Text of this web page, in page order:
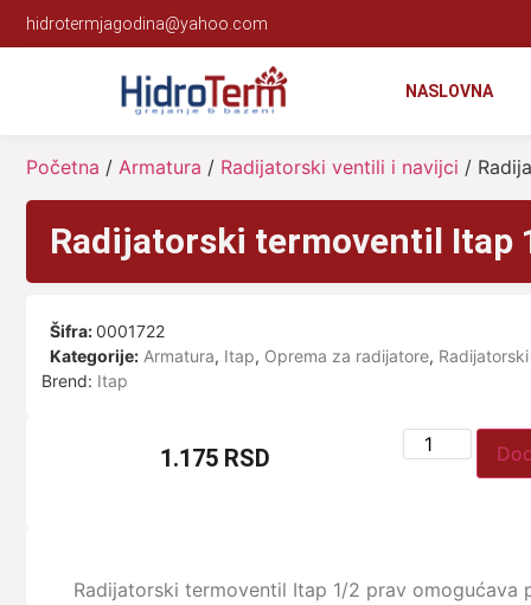
hidrotermjagodina@yahoo.com
NASLOVNA
Početna / Armatura / Radijatorski ventili i navijci /
Radijatorski termoventil Itap
Šifra:0001722
Kategorije: Armatura, Itap, Oprema za radijatore,
Brend: Itap
1.175 RSD
Radijatorski termoventil Itap 1/2 prav